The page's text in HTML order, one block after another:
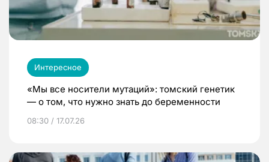
Интересное
«Мы все носители мутаций»: томский генетик
— о том, что нужно знать до беременности
08:30 / 17.07.26